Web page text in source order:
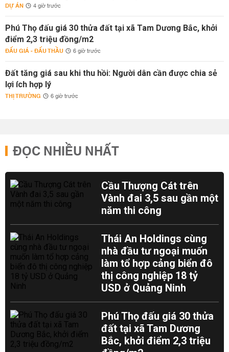
DỰ ÁN 4 giờ trước
Phú Thọ đấu giá 30 thửa đất tại xã Tam Dương Bắc, khởi
điểm 2,3 triệu đồng/m2
ĐẤU GIÁ - ĐẤU THẦU 6 giờ trước
Đất tăng giá sau khi thu hồi: Người dân cần được chia sẻ
lợi ích hợp lý
THỊ TRƯỜNG 6 giờ trước
ĐỌC NHIỀU NHẤT
Cầu Thượng Cát trên
Vành đai 3,5 sau gần một
năm thi công
Thái An Holdings cùng
nhà đầu tư ngoại muốn
làm tổ hợp cảng biển đô
thị công nghiệp 18 tỷ
USD ở Quảng Ninh
Phú Thọ đấu giá 30 thửa
đất tại xã Tam Dương
Bắc, khởi điểm 2,3 triệu